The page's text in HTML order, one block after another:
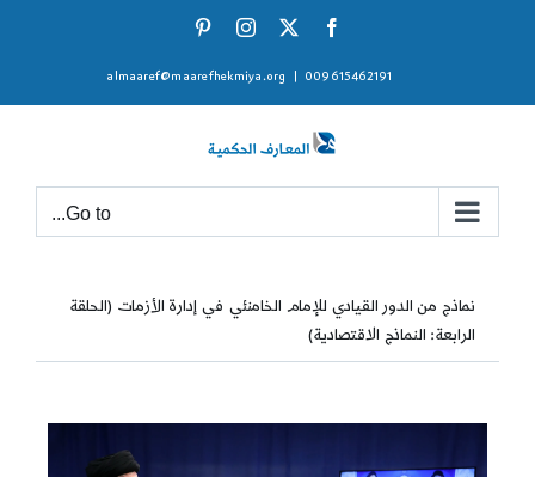
Facebook
X
Instagram
009615462191
almaaref@maarefhekmiya.org
Go to...
نماذج من الدور القيادي للإمام الخامنئي في إدارة الأزمات (الحلقة
الرابعة: النماذج الاقتصادية)